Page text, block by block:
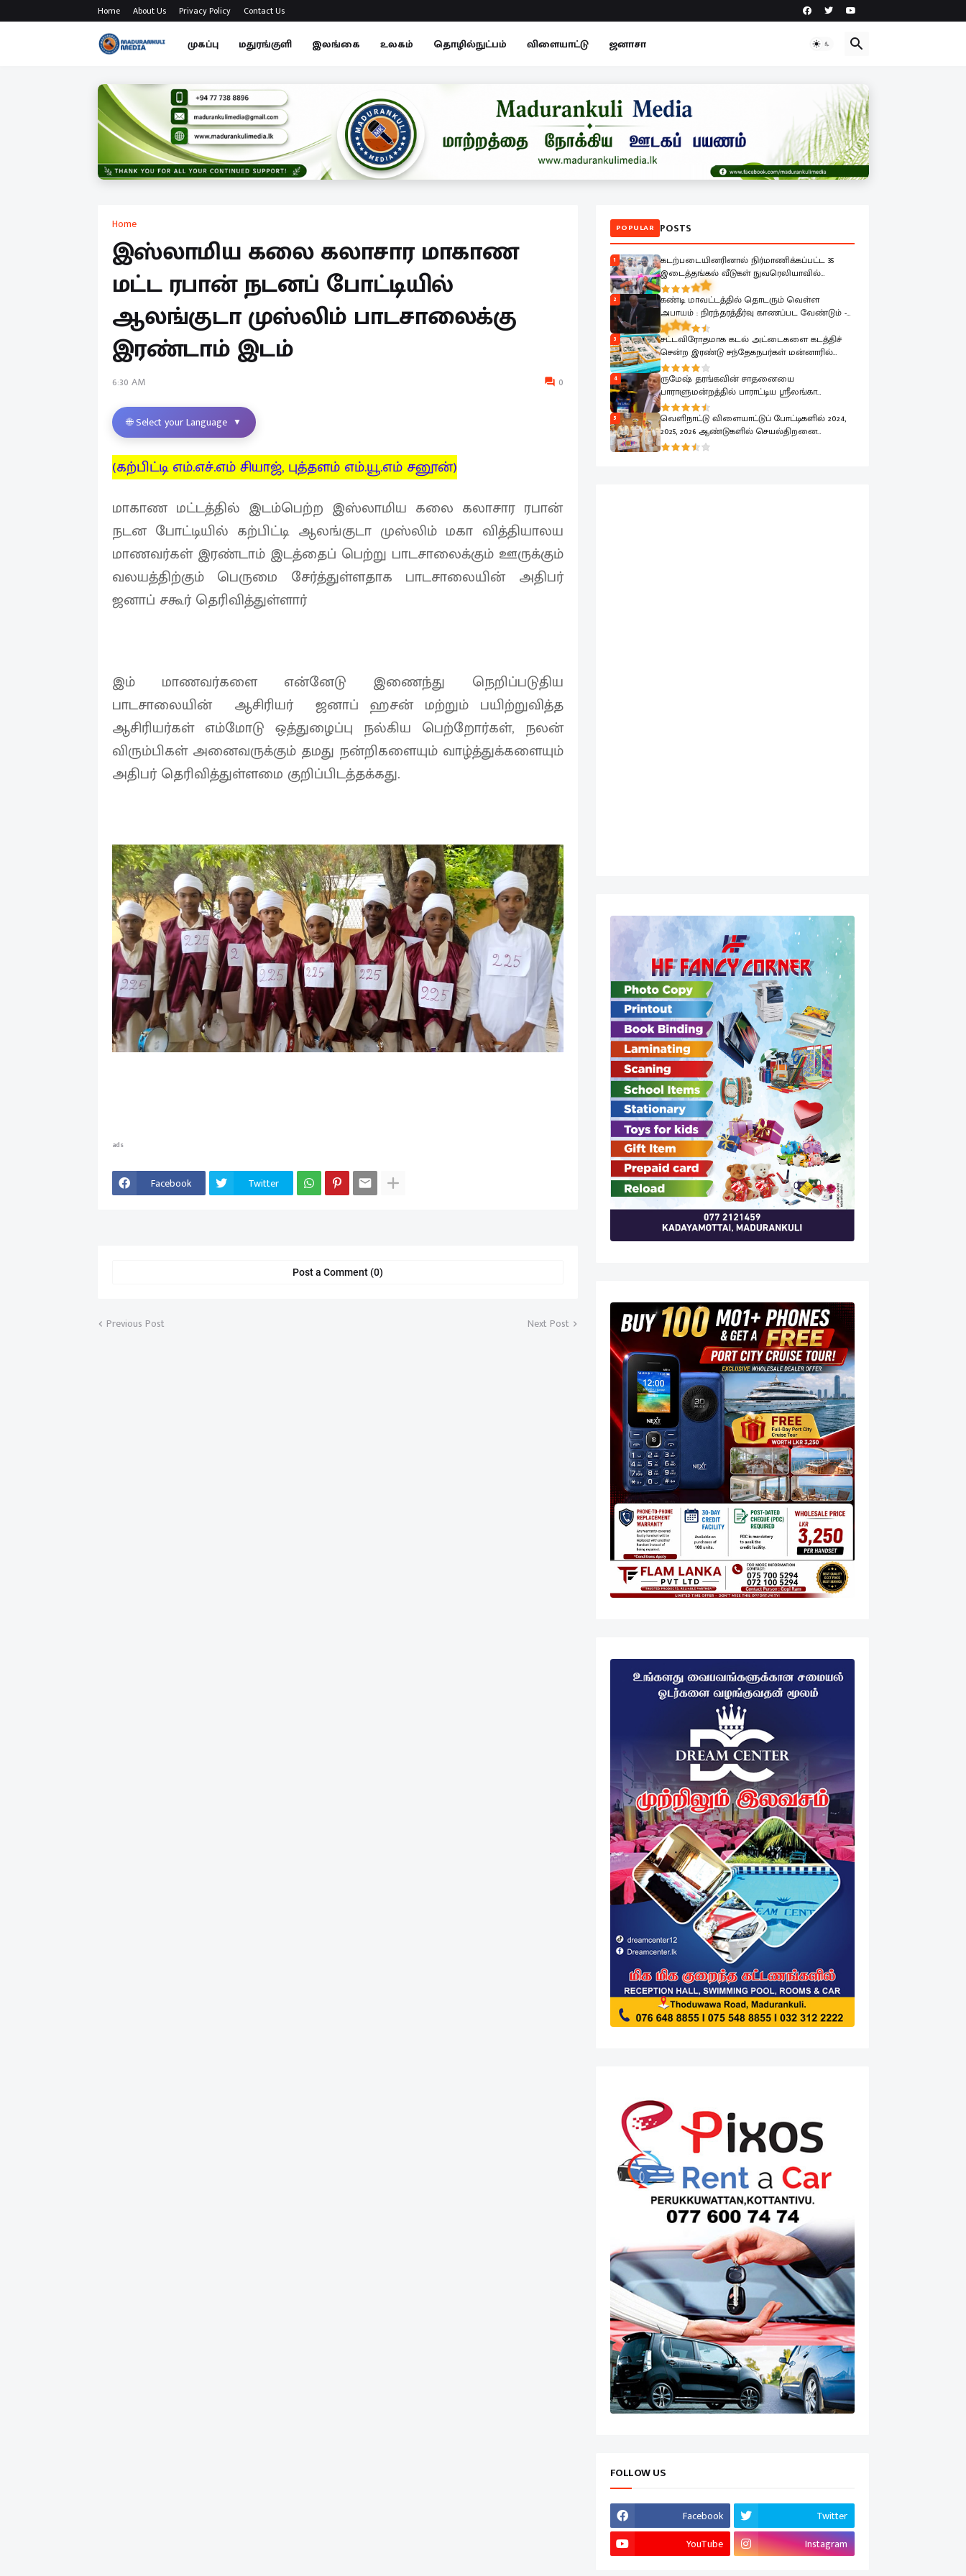
Home About Us Privacy Policy Contact Us
முகப்பு மதுரங்குளி இலங்கை உலகம் தொழில்நுட்பம் விளையாட்டு ஜனாசா
Home
இஸ்லாமிய கலை கலாசார மாகாண
மட்ட ரபான் நடனப் போட்டியில்
ஆலங்குடா முஸ்லிம் பாடசாலைக்கு
இரண்டாம் இடம்
6:30 AM 0
🌐 Select your Language ▼
(கற்பிட்டி எம்.எச்.எம் சியாஜ், புத்தளம் எம்.யூ.எம் சனூன்)
மாகாண மட்டத்தில் இடம்பெற்ற இஸ்லாமிய கலை கலாசார ரபான்
நடன போட்டியில் கற்பிட்டி ஆலங்குடா முஸ்லிம் மகா வித்தியாலய
மாணவர்கள் இரண்டாம் இடத்தைப் பெற்று பாடசாலைக்கும் ஊருக்கும்
வலயத்திற்கும் பெருமை சேர்த்துள்ளதாக பாடசாலையின் அதிபர்
ஜனாப் சகூர் தெரிவித்துள்ளார்
இம் மாணவர்களை என்னேடு இணைந்து நெறிப்படுதிய
பாடசாலையின் ஆசிரியர் ஜனாப் ஹசன் மற்றும் பயிற்றுவித்த
ஆசிரியர்கள் எம்மோடு ஒத்துழைப்பு நல்கிய பெற்றோர்கள், நலன்
விரும்பிகள் அனைவருக்கும் தமது நன்றிகளையும் வாழ்த்துக்களையும்
அதிபர் தெரிவித்துள்ளமை குறிப்பிடத்தக்கது.
ads
Facebook Twitter
Post a Comment (0)
Previous Post Next Post
POPULAR POSTS
1
கடற்படையினரினால் நிர்மாணிக்கப்பட்ட 35
இடைத்தங்கல் வீடுகள் நுவரெலியாவில்
இடம்பெயர்ந்த குடும்பங்களிடம் கையளிப்பு
2
கண்டி மாவட்டத்தில் தொடரும் வெள்ள
அபாயம் : நிரந்தரத்தீர்வு காணப்பட வேண்டும் -
பாராளுமன்றத்தில் ரவூப் ஹக்கீம் வலியுறுத்தல்
3
சட்டவிரோதமாக கடல் அட்டைகளை கடத்திச்
சென்ற இரண்டு சந்தேகநபர்கள் மன்னாரில்
கைது
4
ருமேஷ் தரங்கவின் சாதனையை
பாராளுமன்றத்தில் பாராட்டிய ஸ்ரீலங்கா
முஸ்லிம் காங்கிரஸ் தலைவர் ரவூப் ஹக்கீம்
5
வெளிநாட்டு விளையாட்டுப் போட்டிகளில் 2024,
2025, 2026 ஆண்டுகளில் செயல்திறனை
வெளிப்படுத்திய கடற்படை வீரர்கள் கௌரவிப்பு
FOLLOW US
Facebook
Twitter
YouTube
Instagram